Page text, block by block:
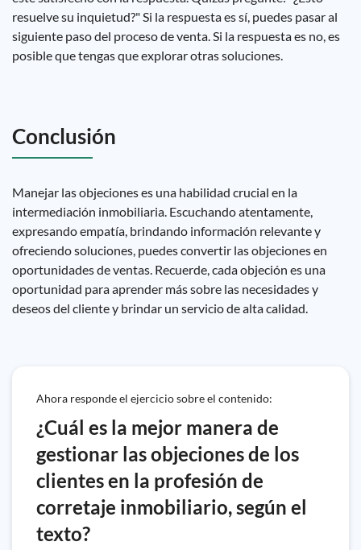
resuelve su inquietud?" Si la respuesta es sí, puedes pasar al
siguiente paso del proceso de venta. Si la respuesta es no, es
posible que tengas que explorar otras soluciones.
Conclusión
Manejar las objeciones es una habilidad crucial en la
intermediación inmobiliaria. Escuchando atentamente,
expresando empatía, brindando información relevante y
ofreciendo soluciones, puedes convertir las objeciones en
oportunidades de ventas. Recuerde, cada objeción es una
oportunidad para aprender más sobre las necesidades y
deseos del cliente y brindar un servicio de alta calidad.
Ahora responde el ejercicio sobre el contenido:
¿Cuál es la mejor manera de
gestionar las objeciones de los
clientes en la profesión de
corretaje inmobiliario, según el
texto?